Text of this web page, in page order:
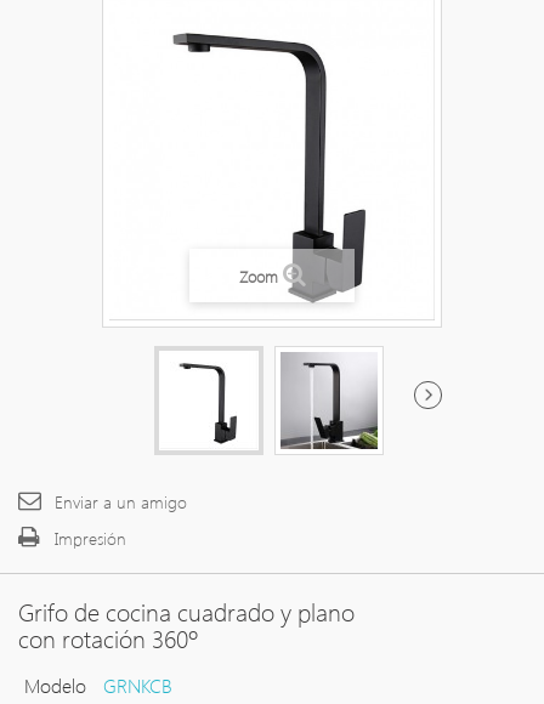
Zoom
Enviar a un amigo
Impresión
Grifo de cocina cuadrado y plano
con rotación 360º
Modelo
GRNKCB